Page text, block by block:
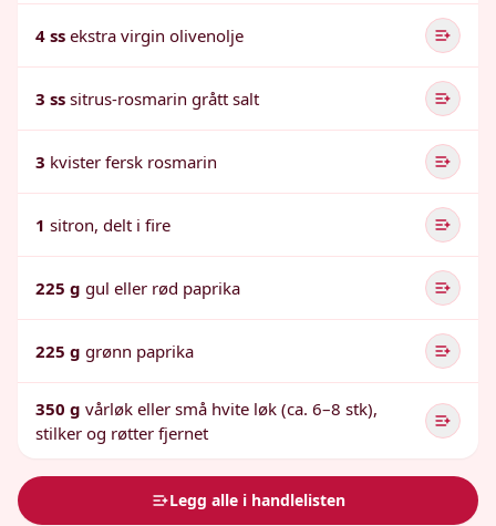
4 ss ekstra virgin olivenolje
3 ss sitrus-rosmarin grått salt
3 kvister fersk rosmarin
1 sitron, delt i fire
225 g gul eller rød paprika
225 g grønn paprika
350 g vårløk eller små hvite løk (ca. 6–8 stk),
stilker og røtter fjernet
Legg alle i handlelisten